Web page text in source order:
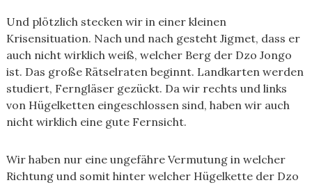
Und plötzlich stecken wir in einer kleinen
Krisensituation. Nach und nach gesteht Jigmet, dass er
auch nicht wirklich weiß, welcher Berg der Dzo Jongo
ist. Das große Rätselraten beginnt. Landkarten werden
studiert, Ferngläser gezückt. Da wir rechts und links
von Hügelketten eingeschlossen sind, haben wir auch
nicht wirklich eine gute Fernsicht.
Wir haben nur eine ungefähre Vermutung in welcher
Richtung und somit hinter welcher Hügelkette der Dzo